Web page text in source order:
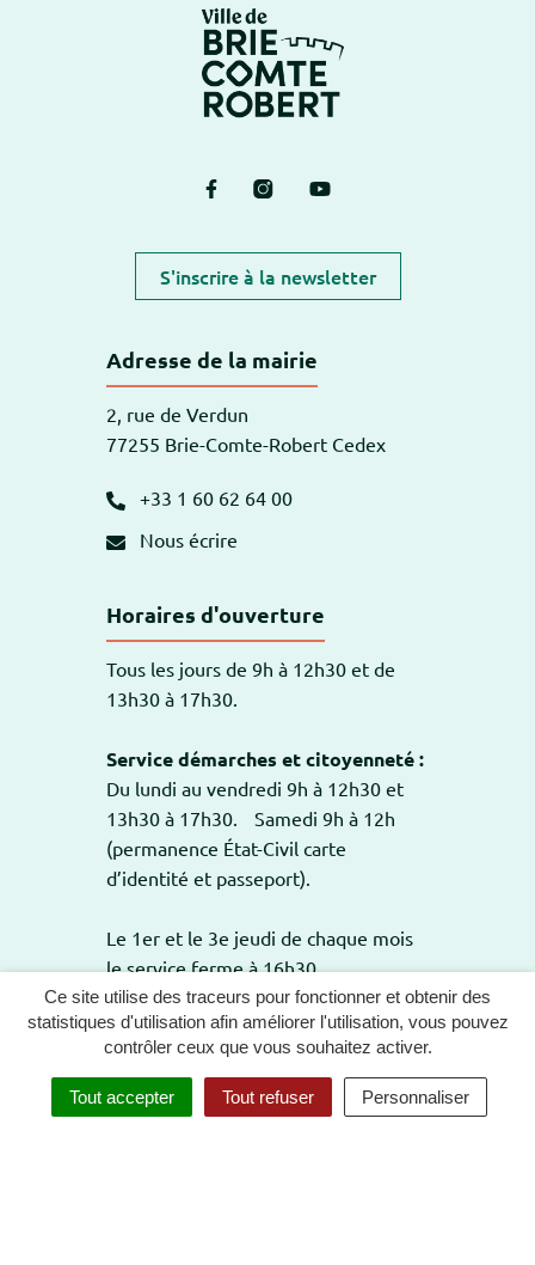
Ce site utilise des traceurs pour fonctionner et obtenir des
statistiques d'utilisation afin améliorer l'utilisation, vous pouvez
contrôler ceux que vous souhaitez activer.
Tout accepter Tout refuser Personnaliser
Lien vers le compte Facebook
Lien vers le compte Instagram
Lien vers la chaîne
S'inscrire à la newsletter
Adresse de la mairie
2, rue de Verdun
77255 Brie-Comte-Robert Cedex
+33 1 60 62 64 00
Nous écrire
Horaires d'ouverture
Tous les jours de 9h à 12h30 et de
13h30 à 17h30.
Service démarches et citoyenneté :
Du lundi au vendredi 9h à 12h30 et
13h30 à 17h30. Samedi 9h à 12h
(permanence État-Civil carte
d’identité et passeport).
Le 1er et le 3e jeudi de chaque mois
le service ferme à 16h30.
GESTION DES COOKIES
PLAN DU SITE
MENTIONS LÉGALES